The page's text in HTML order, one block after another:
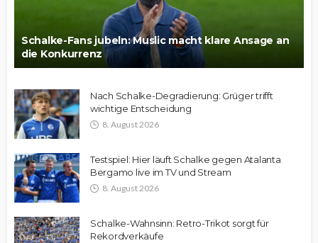
Schalke-Fans jubeln: Muslic macht klare Ansage an
die Konkurrenz
Nach Schalke-Degradierung: Grüger trifft
wichtige Entscheidung
8. August 2026
Testspiel: Hier läuft Schalke gegen Atalanta
Bergamo live im TV und Stream
8. August 2026
Schalke-Wahnsinn: Retro-Trikot sorgt für
Rekordverkäufe